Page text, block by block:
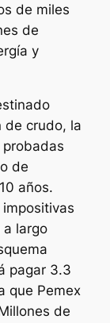
de miles
de
y
de crudo, la
de
años.
largo
pagar 3.3
que Pemex
de